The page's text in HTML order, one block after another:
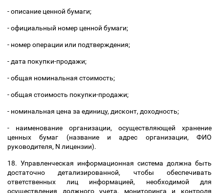
- описание ценной бумаги;
- официальный номер ценной бумаги;
- номер операции или подтверждения;
- дата покупки-продажи;
- общая номинальная стоимость;
- общая стоимость покупки-продажи;
- номинальная цена за единицу, дисконт, доходность;
- наименование организации, осуществляющей хранение
ценных бумаг (название и адрес организации, ФИО
руководителя, N лицензии).
18. Управленческая информационная система должна быть
достаточно детализированной, чтобы обеспечивать
ответственных лиц информацией, необходимой для
осуществления должного учета, мониторинга и контроля